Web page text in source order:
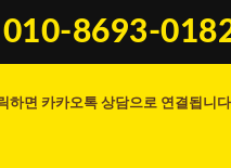
010-8693-
하면 카카오톡 상담으로 연결됩니다